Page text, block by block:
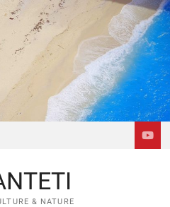
εργαλείων
& NATURE